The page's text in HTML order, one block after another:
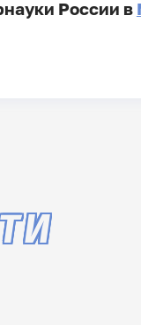
России в